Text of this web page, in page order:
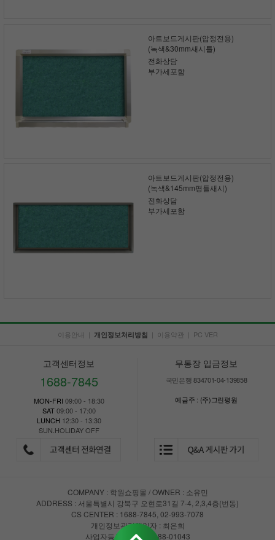
아트보드게시판(압정전용)
(녹색&30mm새시틀)
전화상담
부가세포함
아트보드게시판(압정전용)
(녹색&145mm평틀새시)
전화상담
부가세포함
이용안내 | 개인정보처리방침 | 이용약관 | PC VER
고객센터정보
1688-7845
MON-FRI 09:00 - 18:30
SAT09:00 - 17:00
LUNCH 12:30 - 13:30
SUN.HOLIDAY OFF
무통장 입금정보
국민은행 834701-04-139858
예금주 : (주)그린평원
COMPANY : 학원쇼핑몰 / OWNER : 소유민
ADDRESS : 서울특별시 강북구 오현로31길 7-4, 2,3,4층(번동)
CS CENTER : 1688-7845, 02-993-7078
개인정보관리책임자 : 최은희
사업자등록번호 : 147-88-01043